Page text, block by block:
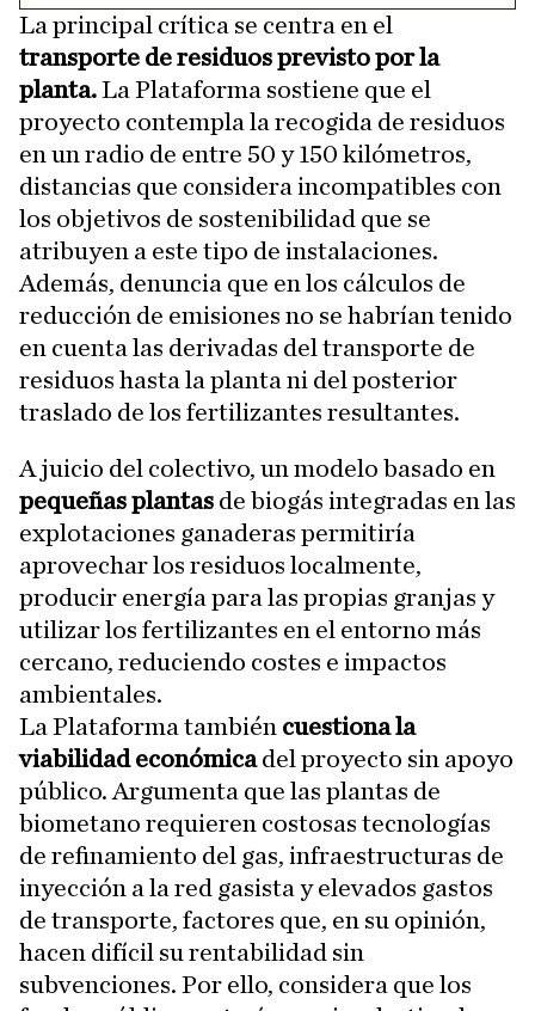
La principal crítica se centra en el
transporte de residuos previsto por la
planta.La Plataforma sostiene que el
proyecto contempla la recogida de residuos
en un radio de entre 50 y 150 kilómetros,
distancias que considera incompatibles con
los objetivos de sostenibilidad que se
atribuyen a este tipo de instalaciones.
Además, denuncia que en los cálculos de
reducción de emisiones no se habrían tenido
en cuenta las derivadas del transporte de
residuos hasta la planta ni del posterior
traslado de los fertilizantes resultantes.
A juicio del colectivo, un modelo basado en
pequeñas plantas de biogás integradas en las
explotaciones ganaderas permitiría
aprovechar los residuos localmente,
producir energía para las propias granjas y
utilizar los fertilizantes en el entorno más
cercano, reduciendo costes e impactos
ambientales.
La Plataforma también cuestiona la
viabilidad económicadel proyecto sin apoyo
público. Argumenta que las plantas de
biometano requieren costosas tecnologías
de refinamiento del gas, infraestructuras de
inyección a la red gasista y elevados gastos
de transporte, factores que, en su opinión,
hacen difícil su rentabilidad sin
subvenciones. Por ello, considera que los